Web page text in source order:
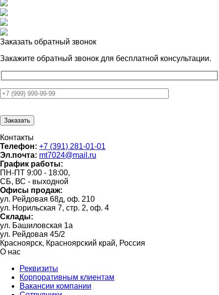
Заказать обратный звонок
Закажите обратный звонок для бесплатной консультации.
Контакты
Телефон: +7 (391) 281-01-01
Эл.почта: mt7024@mail.ru
График работы:
ПН-ПТ 9:00 - 18:00,
СБ, ВС - выходной
Офисы продаж:
ул. Рейдовая 68д, оф. 210
ул. Норильская 7, стр. 2, оф. 4
Склады:
ул. Башиловская 1а
ул. Рейдовая 45/2
Красноярск, Красноярский край, Россия
О нас
Реквизиты
Корпоративным клиентам
Вакансии компании